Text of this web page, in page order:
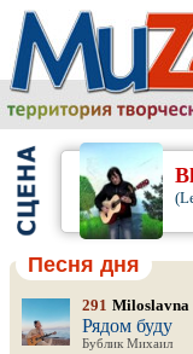
Песня дня
291 Miloslavna
Рядом буду
Бублик Михаил